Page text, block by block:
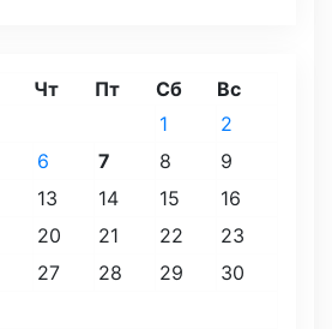
Чт Пт Сб
Вс
1
2
6 7 8
9
13 14 15
16
20 21 22
23
27 28 29
30